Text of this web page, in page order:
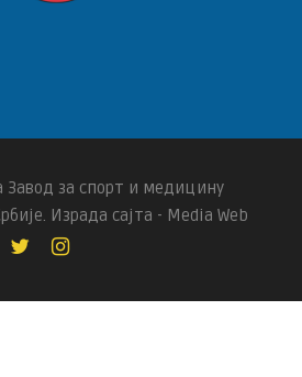
Завод за спорт и медицину
Израда сајта - Media Web